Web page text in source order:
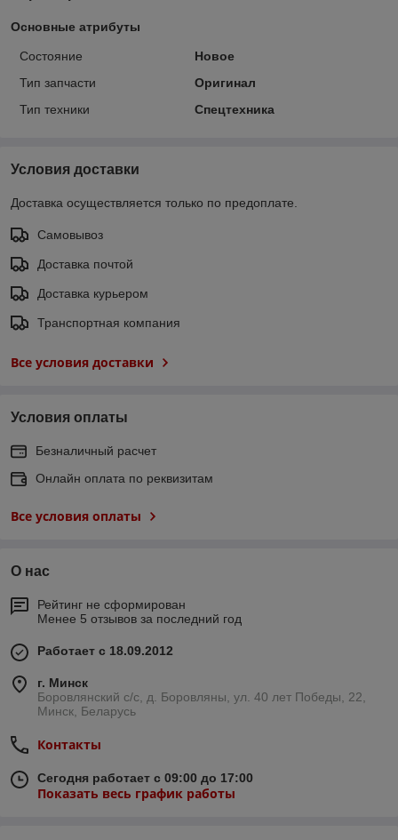
Основные атрибуты
Состояние
Новое
Тип запчасти
Оригинал
Тип техники
Спецтехника
Условия доставки
Доставка осуществляется только по предоплате.
Самовывоз
Доставка почтой
Доставка курьером
Транспортная компания
Все условия доставки
Условия оплаты
Безналичный расчет
Онлайн оплата по реквизитам
Все условия оплаты
О нас
Рейтинг не сформирован
Менее 5 отзывов за последний год
Работает с 18.09.2012
г. Минск
Боровлянский с/с, д. Боровляны, ул. 40 лет Победы, 22,
Минск, Беларусь
Контакты
Сегодня работает с 09:00 до 17:00
Показать весь график работы